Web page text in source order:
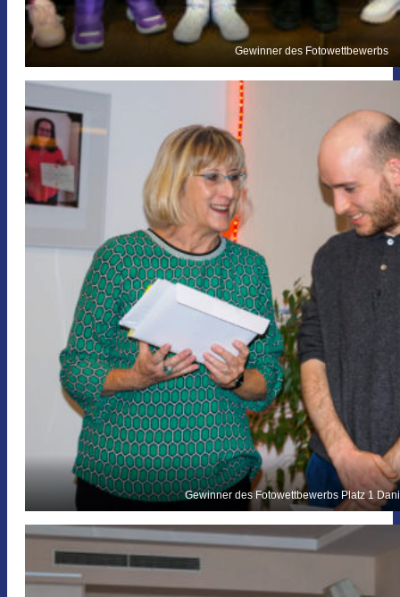
Gewinner des Fotowettbewerbs
Gewinner des Fotowettbewerbs Platz 1